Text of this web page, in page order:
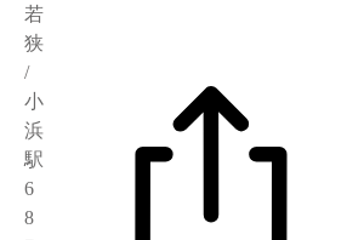
若
狭
/
小
浜
駅
6
8